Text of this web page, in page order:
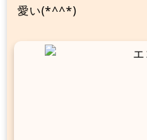
愛い(*^^*)